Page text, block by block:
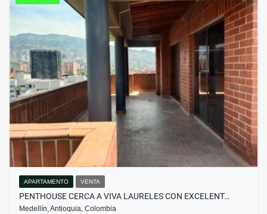
APARTAMENTO VENTA
PENTHOUSE CERCA A VIVA LAURELES CON EXCELENT…
Medellín, Antioquia, Colombia